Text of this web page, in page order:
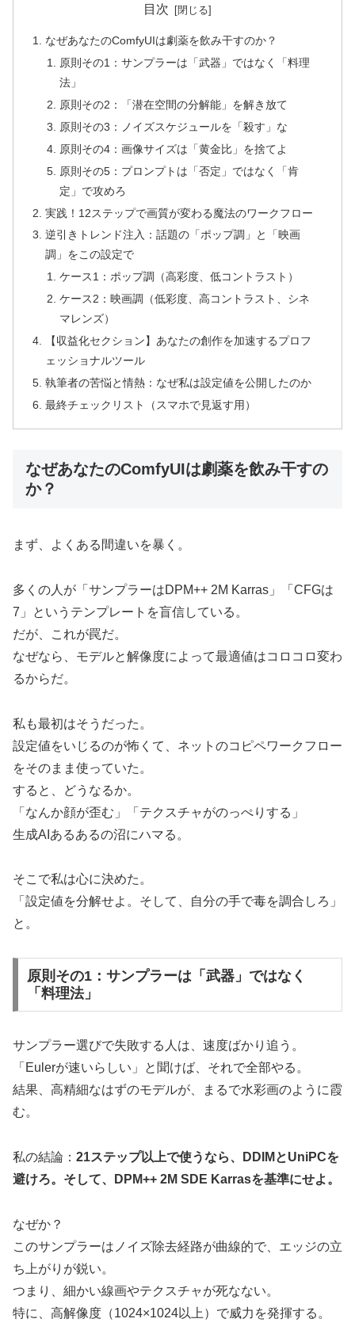
目次
なぜあなたのComfyUIは劇薬を飲み干すのか？
原則その1：サンプラーは「武器」ではなく「料理
法」
原則その2：「潜在空間の分解能」を解き放て
原則その3：ノイズスケジュールを「殺す」な
原則その4：画像サイズは「黄金比」を捨てよ
原則その5：プロンプトは「否定」ではなく「肯
定」で攻めろ
実践！12ステップで画質が変わる魔法のワークフロー
逆引きトレンド注入：話題の「ポップ調」と「映画
調」をこの設定で
ケース1：ポップ調（高彩度、低コントラスト）
ケース2：映画調（低彩度、高コントラスト、シネ
マレンズ）
【収益化セクション】あなたの創作を加速するプロフ
ェッショナルツール
執筆者の苦悩と情熱：なぜ私は設定値を公開したのか
最終チェックリスト（スマホで見返す用）
なぜあなたのComfyUIは劇薬を飲み干すの
か？
まず、よくある間違いを暴く。
多くの人が「サンプラーはDPM++ 2M Karras」「CFGは
7」というテンプレートを盲信している。
だが、これが罠だ。
なぜなら、モデルと解像度によって最適値はコロコロ変わ
るからだ。
私も最初はそうだった。
設定値をいじるのが怖くて、ネットのコピペワークフロー
をそのまま使っていた。
すると、どうなるか。
「なんか顔が歪む」「テクスチャがのっぺりする」
生成AIあるあるの沼にハマる。
そこで私は心に決めた。
「設定値を分解せよ。そして、自分の手で毒を調合しろ」
と。
原則その1：サンプラーは「武器」ではなく
「料理法」
サンプラー選びで失敗する人は、速度ばかり追う。
「Eulerが速いらしい」と聞けば、それで全部やる。
結果、高精細なはずのモデルが、まるで水彩画のように霞
む。
私の結論： 21ステップ以上で使うなら、DDIMとUniPCを
避けろ。そして、DPM++ 2M SDE Karrasを基準にせよ。
なぜか？
このサンプラーはノイズ除去経路が曲線的で、エッジの立
ち上がりが鋭い。
つまり、細かい線画やテクスチャが死なない。
特に、高解像度（1024×1024以上）で威力を発揮する。